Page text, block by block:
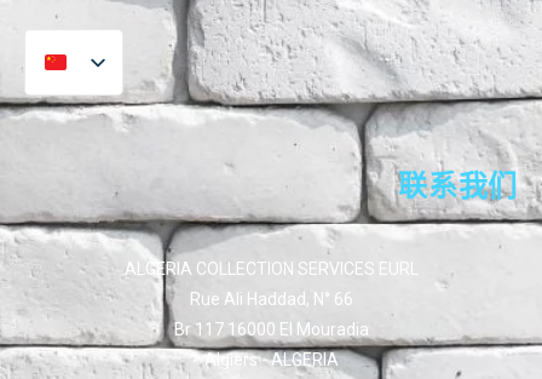
联系我们
ALGERIA COLLECTION SERVICES EURL
Rue Ali Haddad, N° 66
Br 117 16000 El Mouradia
Algiers - ALGERIA